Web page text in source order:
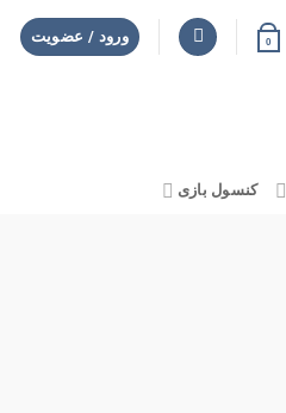
0 ورود / عضویت
کنسول بازی